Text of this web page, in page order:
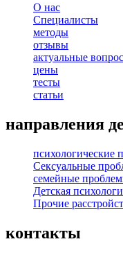
О нас
Специалисты
методы
отзывы
актуальные
цены
тесты
статьи
направления
психологические
Сексуальные
семейные
Детская
Прочие
контакты